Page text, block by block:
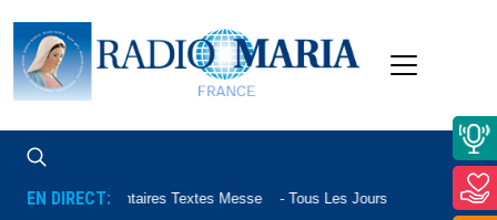
EN DIRECT:Commentaires Textes Messe Tous Les Jours À 07h45 Et Le